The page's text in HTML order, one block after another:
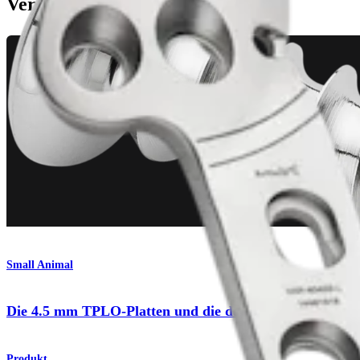
Small Animal
Die 4.5 mm TPLO-Platten und die dazugehörigen